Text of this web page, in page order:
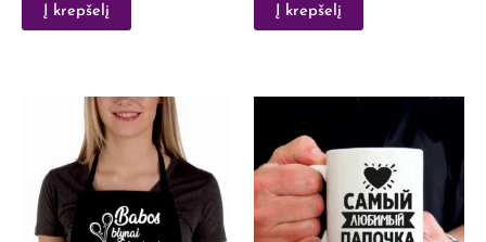
Į krepšelį Į krepšelį